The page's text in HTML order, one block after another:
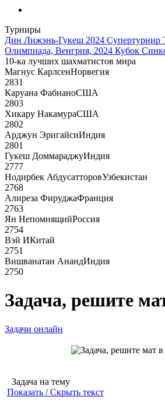
Турниры
Дин Лижэнь-Гукеш 2024 Супертурнир
Олимпиада, Венгрия, 2024 Кубок
10-ка лучших шахматистов мира
Магнус КарлсенНорвегия
2831
Каруана ФабианоСША
2803
Хикару НакамураСША
2802
Арджун ЭригайсиИндия
2801
Гукеш ДоммараджуИндия
2777
Нодирбек АбдусатторовУзбекистан
2768
Алиреза ФируджаФранция
2763
Ян НепомнящийРоссия
2754
Вэй ИКитай
2751
Вишванатан АнандИндия
2750
Задача, решите
Задачи онлайн
Задача на тему
Показать / Скрыть текст